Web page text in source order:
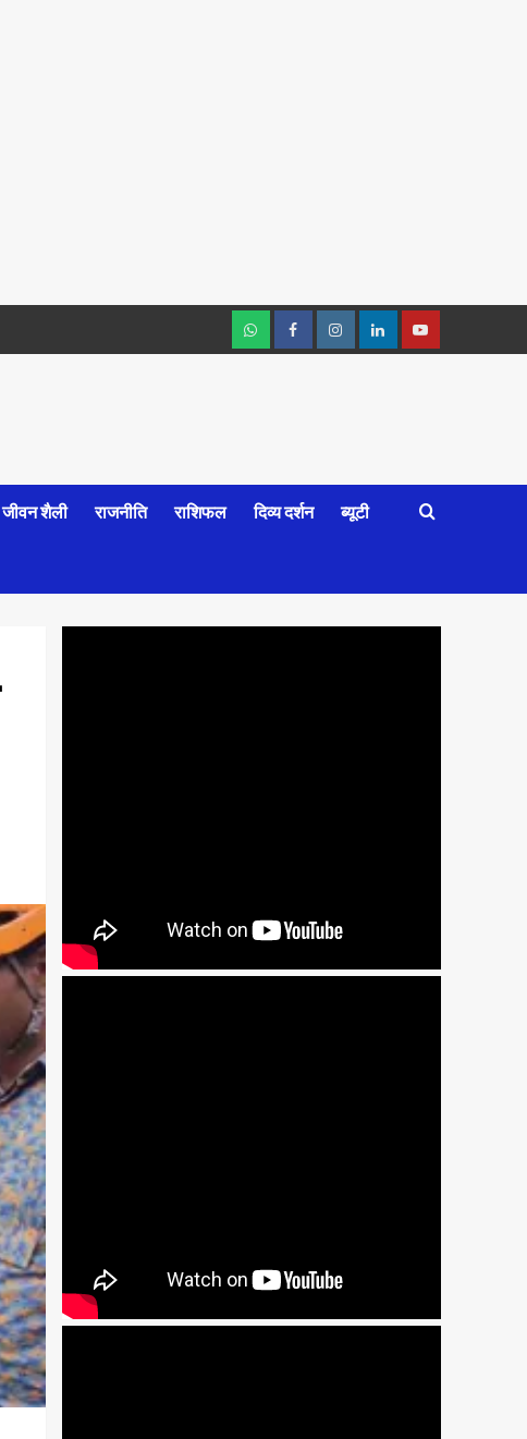
जीवन शैली राजनीति राशिफल दिव्य दर्शन ब्यूटी